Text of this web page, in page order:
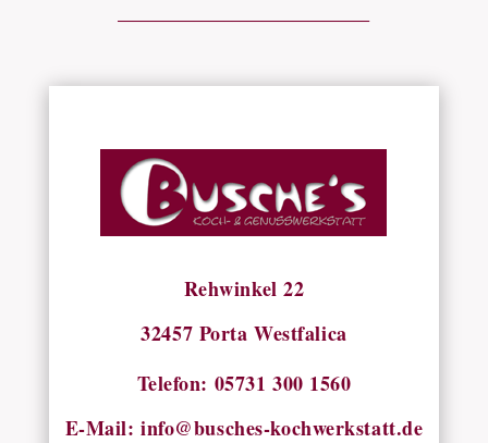
Rehwinkel 22
32457 Porta Westfalica
Telefon: 05731 300 1560
E-Mail: info@busches-kochwerkstatt.de